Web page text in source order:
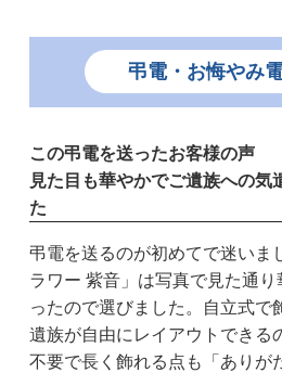
弔電・お悔やみ
この弔電を送ったお客様の声
見た目も華やかでご遺族への気
た
弔電を送るのが初めてで迷いま
ラワー 紫音」は写真で見た通
ったので選びました。自立式で
遺族が自由にレイアウトできる
不要で長く飾れる点も「ありが